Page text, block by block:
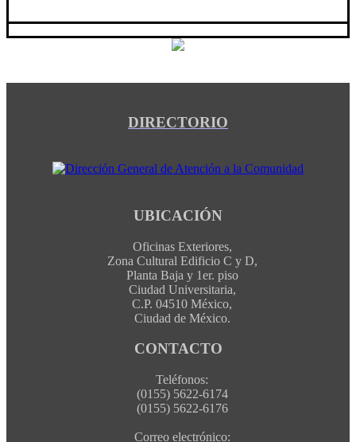
DIRECTORIO
UBICACIÓN
Oficinas Exteriores,
Zona Cultural Edificio C y D,
Planta Baja y 1er. piso
Ciudad Universitaria,
C.P. 04510 México,
Ciudad de México.
CONTACTO
Teléfonos:
(0155) 5622-6174
(0155) 5622-6176
Correo electrónico: